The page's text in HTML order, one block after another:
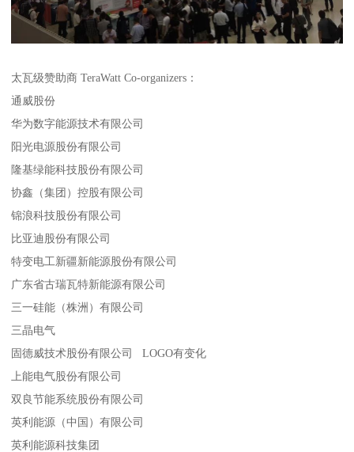
太瓦级赞助商 TeraWatt Co-organizers：
通威股份
华为数字能源技术有限公司
阳光电源股份有限公司
隆基绿能科技股份有限公司
协鑫（集团）控股有限公司
锦浪科技股份有限公司
比亚迪股份有限公司
特变电工新疆新能源股份有限公司
广东省古瑞瓦特新能源有限公司
三一硅能（株洲）有限公司
三晶电气
固德威技术股份有限公司 LOGO有变化
上能电气股份有限公司
双良节能系统股份有限公司
英利能源（中国）有限公司
英利能源科技集团